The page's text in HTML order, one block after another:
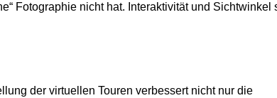
Fotographie nicht hat. Interaktivität und Sichtwinkel
der virtuellen Touren verbessert nicht nur die